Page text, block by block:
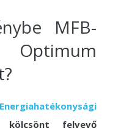
MFB-
felvevő